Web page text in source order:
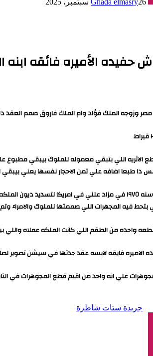
حفيده الأميره فائقه
وزوجه الملك فؤاد وام الملك فاروق صمم العقد دار
حجر والقطع الاثريه اللي بتبقي معموله للملوك
دا طبعا اضافه علي تمن الاحجار نفسها يعني بيبقي
صممتها للملوك والامراء وتم شراء العقد بقيمه ٤،٣. مليون دولار سنه ٢٠١٥ ومعروض في متحف
واحده من الطقم اللي كانت الملكه عملاه
فايقه لابسه عقد جدتها في سيشن تصوير
علي انه واحد من اقيم قطع المجوهرات في
جريدة ستات شاطرة